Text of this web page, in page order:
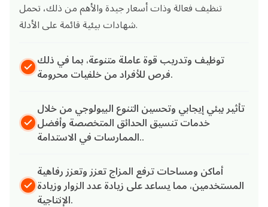
تنظيف فعالة وذات أسعار جيدة والأهم من ذلك، تحمل
شهادات بيئية قائمة على الأدلة.
توظيف وتدريب قوة عاملة متنوعة، بما في ذلك
فرص للأفراد من خلفيات محرومة.
تأثير بيئي إيجابي وتحسين التنوع البيولوجي من خلال
خدمات تنسيق الحدائق المتخصصة وأفضل
الممارسات في الاستدامة..
أماكن ومساحات ترفع المزاج تعزز وتعزز رفاهية
المستخدمين، مما يساعد على زيادة عدد الزوار وزيادة
الإنتاجية.